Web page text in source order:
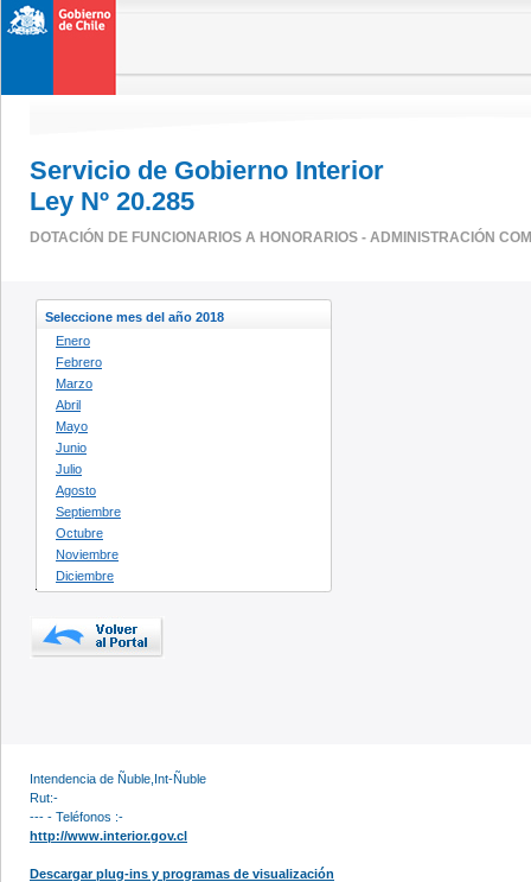
Servicio de Gobierno Interior
Ley Nº 20.285
DOTACIÓN DE FUNCIONARIOS A HONORARIOS - ADMINISTRACIÓN
Seleccione mes del año 2018
Enero
Febrero
Marzo
Abril
Mayo
Junio
Julio
Agosto
Septiembre
Octubre
Noviembre
Diciembre
Intendencia de Ñuble,Int-Ñuble
Rut:-
--- - Teléfonos :-
http://www.interior.gov.cl
Descargar plug-ins y programas de visualización